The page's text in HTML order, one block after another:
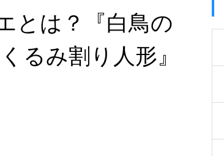
とは？『白鳥の
るみ割り人形』